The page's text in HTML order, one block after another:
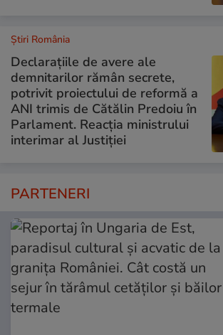
Știri România
Declarațiile de avere ale
demnitarilor rămân secrete,
potrivit proiectului de reformă a
ANI trimis de Cătălin Predoiu în
Parlament. Reacția ministrului
interimar al Justiției
PARTENERI